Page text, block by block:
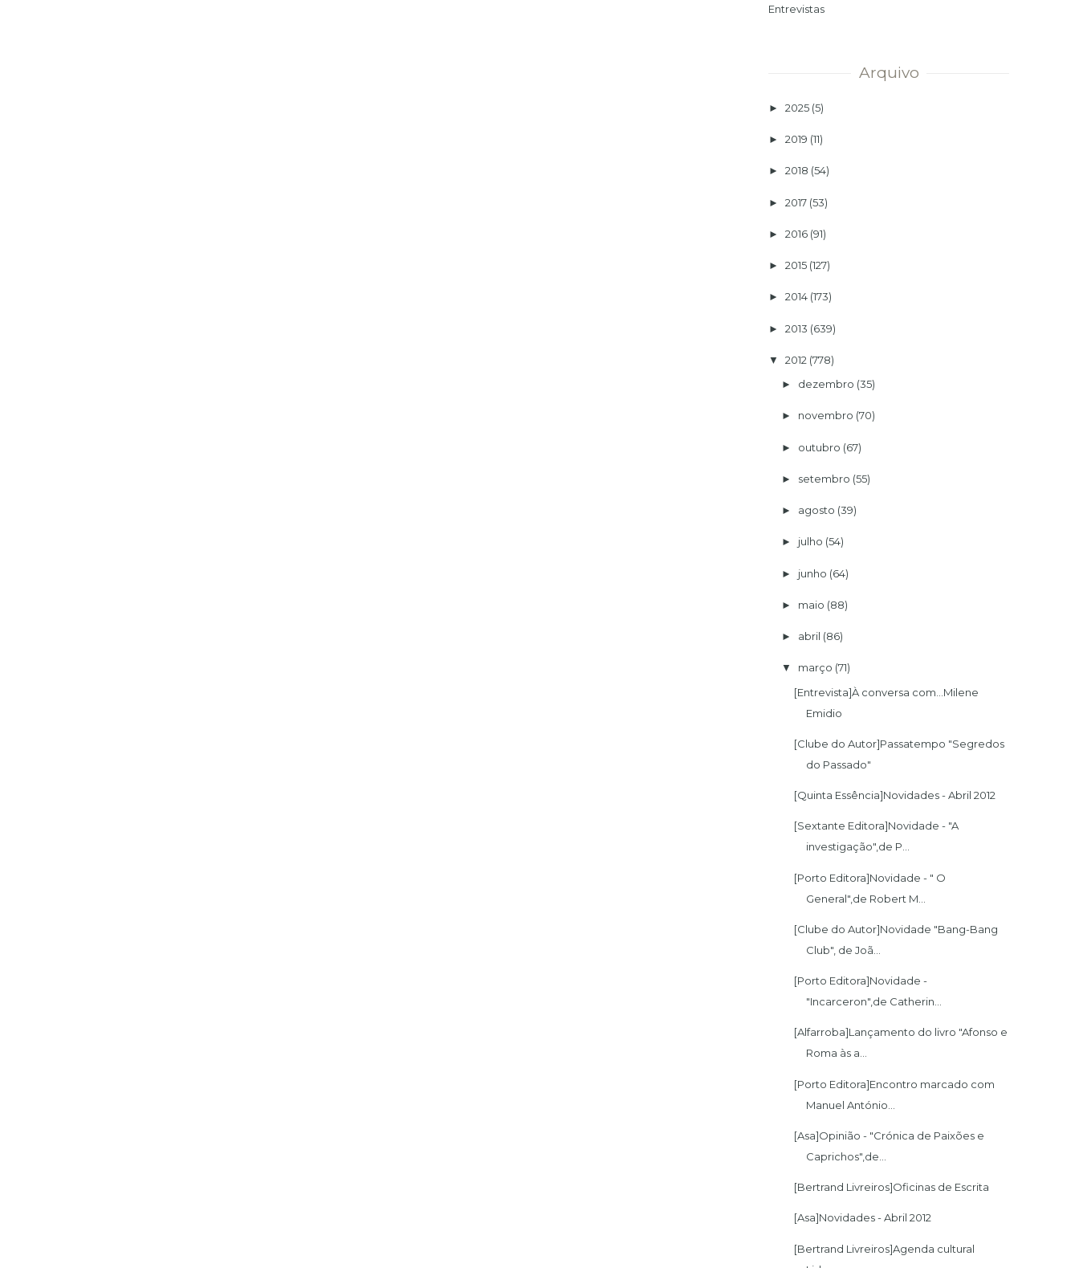
Entrevistas
Arquivo
► 2025 (5)
► 2019 (11)
► 2018 (54)
► 2017 (53)
► 2016 (91)
► 2015 (127)
► 2014 (173)
► 2013 (639)
▼ 2012 (778)
► dezembro (35)
► novembro (70)
► outubro (67)
► setembro (55)
► agosto (39)
► julho (54)
► junho (64)
► maio (88)
► abril (86)
▼ março (71)
[Entrevista]À conversa com...Milene
Emidio
[Clube do Autor]Passatempo "Segredos
do Passado"
[Quinta Essência]Novidades - Abril 2012
[Sextante Editora]Novidade - "A
investigação",de P...
[Porto Editora]Novidade - " O
General",de Robert M...
[Clube do Autor]Novidade "Bang-Bang
Club", de Joã...
[Porto Editora]Novidade -
"Incarceron",de Catherin...
[Alfarroba]Lançamento do livro "Afonso e
Roma às a...
[Porto Editora]Encontro marcado com
Manuel António...
[Asa]Opinião - "Crónica de Paixões e
Caprichos",de...
[Asa]Novidades - Abril 2012
[Bertrand Livreiros]Agenda cultural